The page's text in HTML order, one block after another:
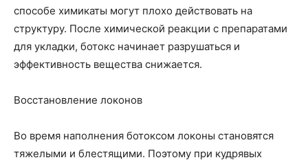
способе химикаты могут плохо действовать на
структуру. После химической реакции с препаратами
для укладки, ботокс начинает разрушаться и
эффективность вещества снижается.
Восстановление локонов
Во время наполнения ботоксом локоны становятся
тяжелыми и блестящими. Поэтому при кудрявых